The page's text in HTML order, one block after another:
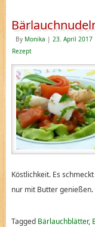
By Monika | 23. April 2017
Rezept
Köstlichkeit. Es
nur mit Butter genießen.
Tagged Bärlauchblätter,